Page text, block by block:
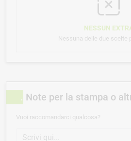
NESSUN
Nessuna delle due scelte
Note per la stampa o
Vuoi raccomandarci qualcosa?